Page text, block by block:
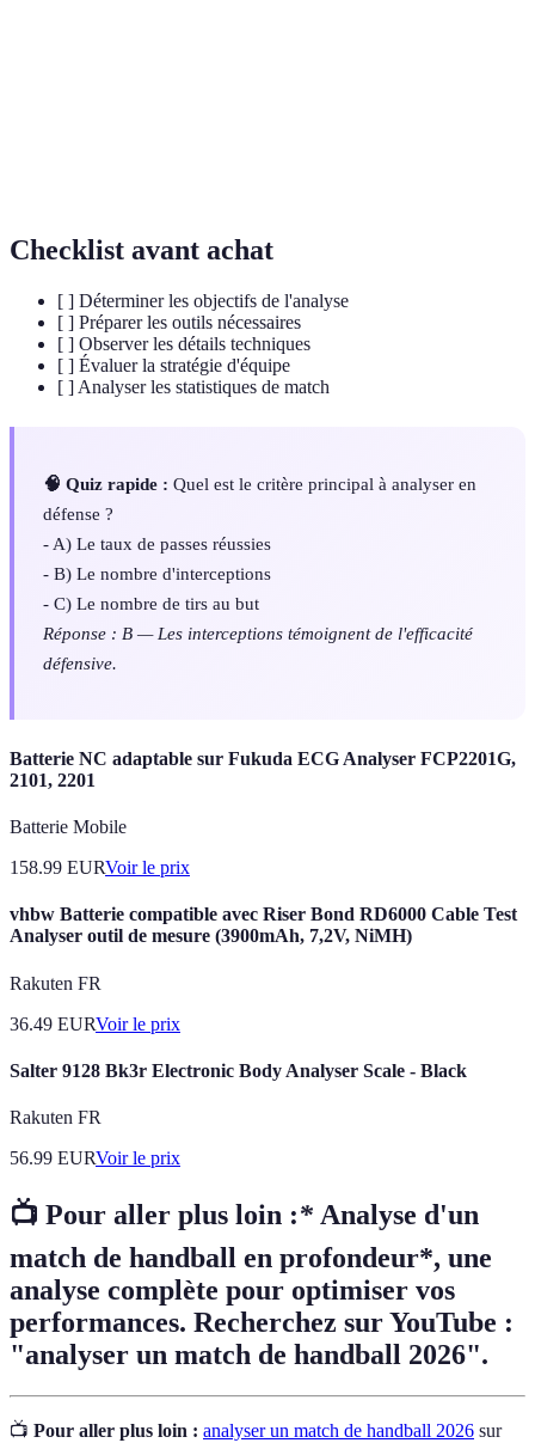
Checklist avant achat
[ ] Déterminer les objectifs de l'analyse
[ ] Préparer les outils nécessaires
[ ] Observer les détails techniques
[ ] Évaluer la stratégie d'équipe
[ ] Analyser les statistiques de match
🧠 Quiz rapide : Quel est le critère principal à analyser en
défense ?
- A) Le taux de passes réussies
- B) Le nombre d'interceptions
- C) Le nombre de tirs au but
Réponse : B — Les interceptions témoignent de l'efficacité
défensive.
Batterie NC adaptable sur Fukuda ECG Analyser FCP2201G,
2101, 2201
Batterie Mobile
158.99 EURVoir le prix
vhbw Batterie compatible avec Riser Bond RD6000 Cable Test
Analyser outil de mesure (3900mAh, 7,2V, NiMH)
Rakuten FR
36.49 EURVoir le prix
Salter 9128 Bk3r Electronic Body Analyser Scale - Black
Rakuten FR
56.99 EURVoir le prix
📺 Pour aller plus loin :* Analyse d'un
match de handball en profondeur*, une
analyse complète pour optimiser vos
performances. Recherchez sur YouTube :
"analyser un match de handball 2026".
📺 Pour aller plus loin : analyser un match de handball 2026 sur